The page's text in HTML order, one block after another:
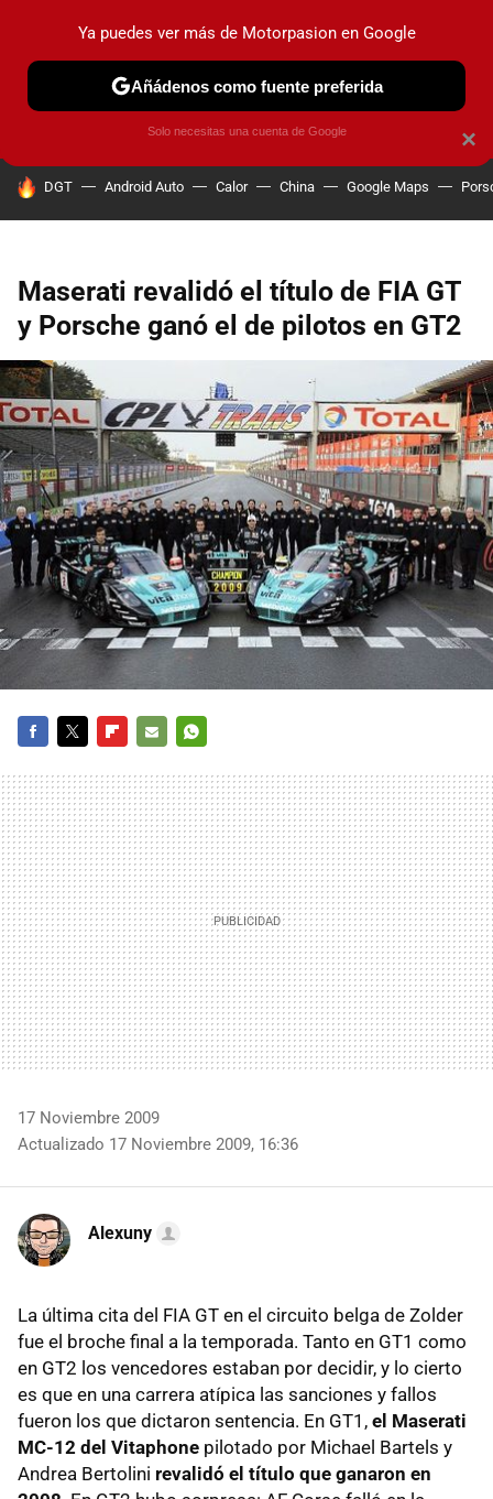
PRUEBAS COCHES ELÉCTRICOS OBSERVATORIO
HOY SE HABLA DE
DGT Android Auto Calor China Google Maps
Maserati revalidó el título de FIA GT
y Porsche ganó el de pilotos en GT2
MAIL
17 Noviembre 2009
Actualizado 17 Noviembre 2009, 16:36
Alexuny
La última cita del FIA GT en el circuito belga de Zolder
fue el broche final a la temporada. Tanto en GT1 como
en GT2 los vencedores estaban por decidir, y lo cierto
es que en una carrera atípica las sanciones y fallos
fueron los que dictaron sentencia. En GT1, el Maserati
MC-12 del Vitaphone pilotado por Michael Bartels y
Andrea Bertolini revalidó el título que ganaron en
×
Ya puedes ver más de Motorpasion en Google
Añádenos como fuente preferida
Solo necesitas una cuenta de Google